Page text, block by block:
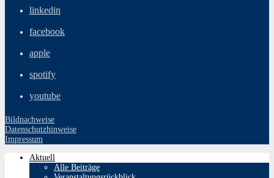
linkedin
facebook
apple
spotify
youtube
Bildnachweise
Datenschutzhinweise
Impressum
Aktuell
Alle Beiträge